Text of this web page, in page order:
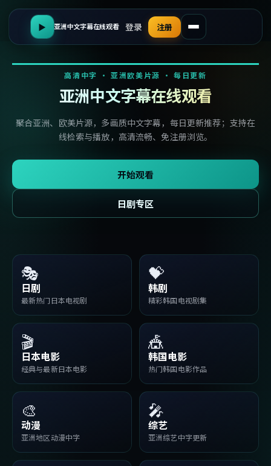
▶ 亚洲中文字幕在线观看 登录 注册
高清中字 · 亚洲欧美片源 · 每日更新
亚洲中文字幕在线观看
聚合亚洲、欧美片源，多画质中文字幕，每日更新推荐；支持在
线检索与播放，高清流畅、免注册浏览。
开始观看
日剧专区
🎭
日剧
最新热门日本电视剧
💝
韩剧
精彩韩国电视剧集
🎬
日本电影
经典与最新日本电影
🎪
韩国电影
热门韩国电影作品
🎨
动漫
亚洲地区动漫中字
🎤
综艺
亚洲综艺中字更新